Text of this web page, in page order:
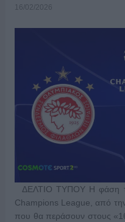
16/02/2026
ΔΕΛΤΙΟ ΤΥΠΟΥ Η φάση
Champions League, από
που θα περάσουν στους